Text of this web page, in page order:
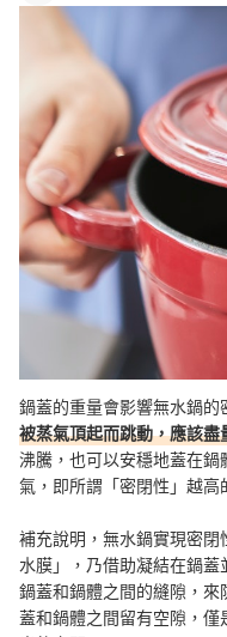
鍋蓋的重量會影響無水鍋的
被蒸氣頂起而跳動，應該盡
沸騰，也可以安穩地蓋在
氣，即所謂「密閉性」越高
補充說明，無水鍋實現密
水膜」，乃借助凝結在鍋
鍋蓋和鍋體之間的縫隙，
蓋和鍋體之間留有空隙，